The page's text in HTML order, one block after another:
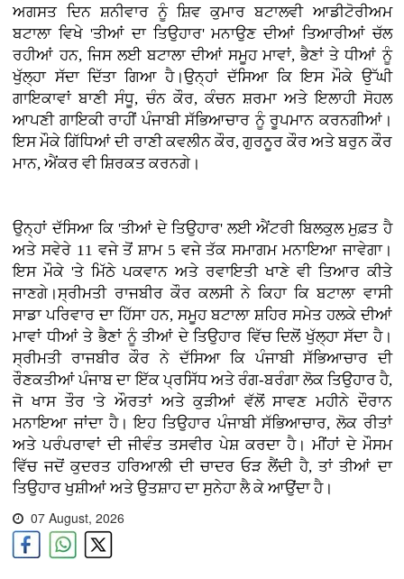
ਅਗਸਤ ਦਿਨ ਸ਼ਨੀਵਾਰ ਨੂੰ ਸ਼ਿਵ ਕੁਮਾਰ ਬਟਾਲਵੀ ਆਡੀਟੋਰੀਅਮ
ਬਟਾਲਾ ਵਿਖੇ 'ਤੀਆਂ ਦਾ ਤਿਉਹਾਰ' ਮਨਾਉਣ ਦੀਆਂ ਤਿਆਰੀਆਂ ਚੱਲ
ਰਹੀਆਂ ਹਨ, ਜਿਸ ਲਈ ਬਟਾਲਾ ਦੀਆਂ ਸਮੂਹ ਮਾਵਾਂ, ਭੈਣਾਂ ਤੇ ਧੀਆਂ ਨੂੰ
ਖੁੱਲ੍ਹਾ ਸੱਦਾ ਦਿੱਤਾ ਗਿਆ ਹੈ।ਉਨ੍ਹਾਂ ਦੱਸਿਆ ਕਿ ਇਸ ਮੌਕੇ ਉੱਘੀ
ਗਾਇਕਾਵਾਂ ਬਾਣੀ ਸੰਧੂ, ਚੰਨ ਕੌਰ, ਕੰਚਨ ਸ਼ਰਮਾ ਅਤੇ ਇਲਾਹੀ ਸੋਹਲ
ਆਪਣੀ ਗਾਇਕੀ ਰਾਹੀਂ ਪੰਜਾਬੀ ਸੱਭਿਆਚਾਰ ਨੂੰ ਰੂਪਮਾਨ ਕਰਨਗੀਆਂ।
ਇਸ ਮੌਕੇ ਗਿੱਧਿਆਂ ਦੀ ਰਾਣੀ ਕਵਲੀਨ ਕੌਰ, ਗੁਰਨੂਰ ਕੌਰ ਅਤੇ ਬਰੁਨ ਕੌਰ
ਮਾਨ, ਐਂਕਰ ਵੀ ਸ਼ਿਰਕਤ ਕਰਨਗੇ।
ਉਨ੍ਹਾਂ ਦੱਸਿਆ ਕਿ 'ਤੀਆਂ ਦੇ ਤਿਉਹਾਰ' ਲਈ ਐਂਟਰੀ ਬਿਲਕੁਲ ਮੁਫ਼ਤ ਹੈ
ਅਤੇ ਸਵੇਰੇ 11 ਵਜੇ ਤੋਂ ਸ਼ਾਮ 5 ਵਜੇ ਤੱਕ ਸਮਾਗਮ ਮਨਾਇਆ ਜਾਵੇਗਾ।
ਇਸ ਮੌਕੇ 'ਤੇ ਮਿੱਠੇ ਪਕਵਾਨ ਅਤੇ ਰਵਾਇਤੀ ਖਾਣੇ ਵੀ ਤਿਆਰ ਕੀਤੇ
ਜਾਣਗੇ।ਸ੍ਰੀਮਤੀ ਰਾਜਬੀਰ ਕੌਰ ਕਲਸੀ ਨੇ ਕਿਹਾ ਕਿ ਬਟਾਲਾ ਵਾਸੀ
ਸਾਡਾ ਪਰਿਵਾਰ ਦਾ ਹਿੱਸਾ ਹਨ, ਸਮੂਹ ਬਟਾਲਾ ਸ਼ਹਿਰ ਸਮੇਤ ਹਲਕੇ ਦੀਆਂ
ਮਾਵਾਂ ਧੀਆਂ ਤੇ ਭੈਣਾਂ ਨੂੰ ਤੀਆਂ ਦੇ ਤਿਉਹਾਰ ਵਿੱਚ ਦਿਲੋਂ ਖੁੱਲ੍ਹਾ ਸੱਦਾ ਹੈ।
ਸ੍ਰੀਮਤੀ ਰਾਜਬੀਰ ਕੌਰ ਨੇ ਦੱਸਿਆ ਕਿ ਪੰਜਾਬੀ ਸੱਭਿਆਚਾਰ ਦੀ
ਰੌਣਕਤੀਆਂ ਪੰਜਾਬ ਦਾ ਇੱਕ ਪ੍ਰਸਿੱਧ ਅਤੇ ਰੰਗ-ਬਰੰਗਾ ਲੋਕ ਤਿਉਹਾਰ ਹੈ,
ਜੋ ਖਾਸ ਤੌਰ 'ਤੇ ਔਰਤਾਂ ਅਤੇ ਕੁੜੀਆਂ ਵੱਲੋਂ ਸਾਵਣ ਮਹੀਨੇ ਦੌਰਾਨ
ਮਨਾਇਆ ਜਾਂਦਾ ਹੈ। ਇਹ ਤਿਉਹਾਰ ਪੰਜਾਬੀ ਸੱਭਿਆਚਾਰ, ਲੋਕ ਰੀਤਾਂ
ਅਤੇ ਪਰੰਪਰਾਵਾਂ ਦੀ ਜੀਵੰਤ ਤਸਵੀਰ ਪੇਸ਼ ਕਰਦਾ ਹੈ। ਮੀਂਹਾਂ ਦੇ ਮੌਸਮ
ਵਿੱਚ ਜਦੋਂ ਕੁਦਰਤ ਹਰਿਆਲੀ ਦੀ ਚਾਦਰ ਓੜ ਲੈਂਦੀ ਹੈ, ਤਾਂ ਤੀਆਂ ਦਾ
ਤਿਉਹਾਰ ਖੁਸ਼ੀਆਂ ਅਤੇ ਉਤਸ਼ਾਹ ਦਾ ਸੁਨੇਹਾ ਲੈ ਕੇ ਆਉਂਦਾ ਹੈ।
07 August, 2026